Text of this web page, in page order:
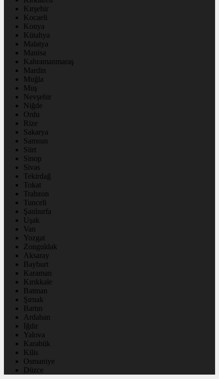
Kırşehir
Kocaeli
Konya
Kütahya
Malatya
Manisa
Kahramanmaraş
Mardin
Muğla
Muş
Nevşehir
Niğde
Ordu
Rize
Sakarya
Samsun
Siirt
Sinop
Sivas
Tekirdağ
Tokat
Trabzon
Tunceli
Şanlıurfa
Uşak
Van
Yozgat
Zonguldak
Aksaray
Bayburt
Karaman
Kırıkkale
Batman
Şırnak
Bartın
Ardahan
Iğdır
Yalova
Karabük
Kilis
Osmaniye
Düzce